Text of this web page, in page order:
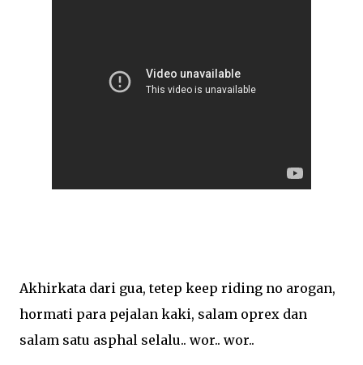
Akhirkata dari gua, tetep keep riding no arogan,
hormati para pejalan kaki, salam oprex dan
salam satu asphal selalu.. wor.. wor..